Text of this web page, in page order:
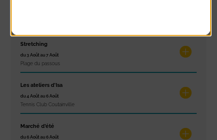
Stretching
du 3 Août au 7 Août
Plage du passous
Les ateliers d’Isa
du 4 Août au 6 Août
Tennis Club Coutainville
Marché d’été
du 6 Août au 6 Août